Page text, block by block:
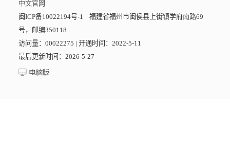
中文官网
闽ICP备10022194号-1 福建省福州市闽侯县上街镇学府南路69
号，邮编350118
访问量： 00022275 | 开通时间： 2022-5-11
最后更新时间： 2026-5-27